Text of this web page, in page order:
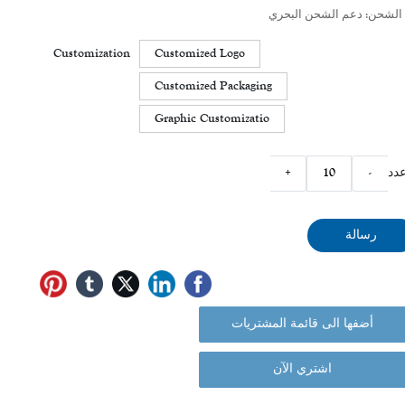
الشحن: دعم الشحن البحري
Customization
Customized Logo
Customized Packaging
Graphic Customizatio
-
+
رسالة
أضفها الى قائمة المشتريات
اشتري الآن